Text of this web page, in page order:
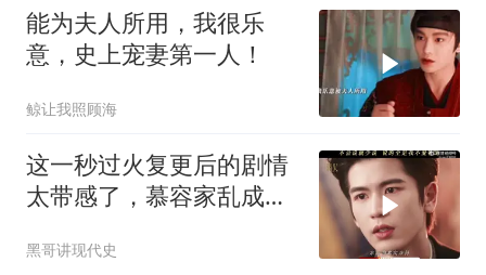
能为夫人所用，我很乐
意，史上宠妻第一人！
鲸让我照顾海
这一秒过火复更后的剧情
太带感了，慕容家乱成一
候发现真相？
黑哥讲现代史